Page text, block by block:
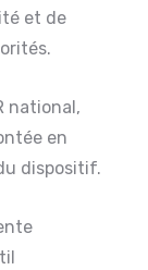
et de
national,
en
dispositif.